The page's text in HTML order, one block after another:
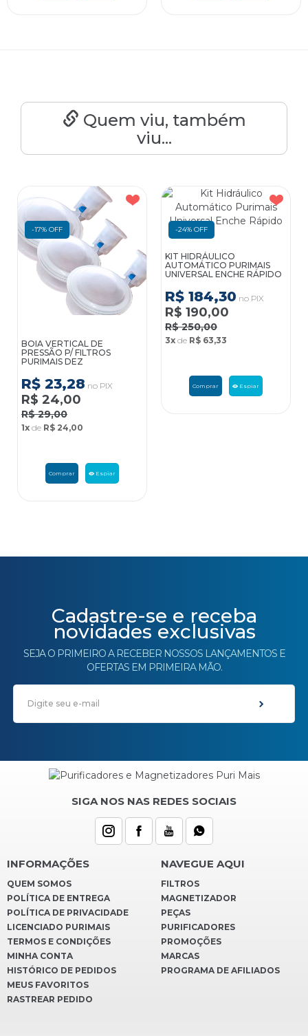
Quem viu, também
viu...
BOIA VERTICAL DE
PRESSÃO P/ FILTROS
PURIMAIS DEZ
-17% OFF
R$ 23,28 no PIX
R$ 24,00
R$ 29,00
1x de R$ 24,00
Comprar Espiar
KIT HIDRÁULICO
AUTOMÁTICO PURIMAIS
UNIVERSAL ENCHE RÁPIDO
-24% OFF
R$ 184,30 no PIX
R$ 190,00
R$ 250,00
3x de R$ 63,33
Comprar Espiar
Cadastre-se e receba
novidades exclusivas
SEJA O PRIMEIRO A RECEBER NOSSOS LANÇAMENTOS E
OFERTAS EM PRIMEIRA MÃO.
SIGA NOS NAS REDES SOCIAIS
INFORMAÇÕES
QUEM SOMOS
POLÍTICA DE ENTREGA
POLÍTICA DE PRIVACIDADE
LICENCIADO PURIMAIS
TERMOS E CONDIÇÕES
MINHA CONTA
HISTÓRICO DE PEDIDOS
MEUS FAVORITOS
RASTREAR PEDIDO
NAVEGUE AQUI
FILTROS
MAGNETIZADOR
PEÇAS
PURIFICADORES
PROMOÇÕES
MARCAS
PROGRAMA DE AFILIADOS